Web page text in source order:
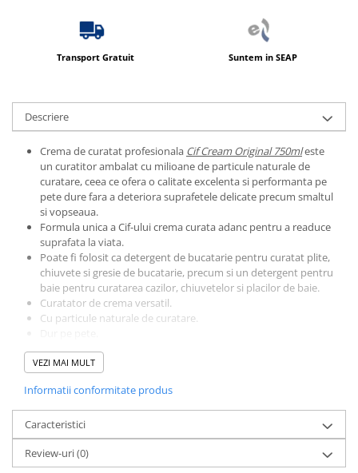
Transport Gratuit Suntem in SEAP
Descriere
Crema de curatat profesionala Cif Cream Original 750mleste
un curatitor ambalat cu milioane de particule naturale de
curatare, ceea ce ofera o calitate excelenta si performanta pe
pete dure fara a deteriora suprafetele delicate precum smaltul
si vopseaua.
Formula unica a Cif-ului crema curata adanc pentru a readuce
suprafata la viata.
Poate fi folosit ca detergent de bucatarie pentru curatat plite,
chiuvete si gresie de bucatarie, precum si un detergent pentru
baie pentru curatarea cazilor, chiuvetelor si placilor de baie.
Curatator de crema versatil.
Cu particule naturale de curatare.
Delicat pe suprafete.
Indeparteaza eficient murdaria si petele incapatanate.
VEZI MAI MULT
Informatii conformitate produs
Caracteristici
Review-uri(0)